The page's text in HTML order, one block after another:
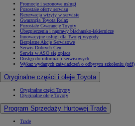
Promocje i sezonowe usługi
Pozostałe oferty serwisu
Rezerwacja wizyty w serwisie
Gwarancja Toyota Relax
Pozostałe Gwarancje Toyoty
Ubezpieczenia i naprawy blacharsko-lakiernicze
Innowacyjne usługi dla Twojej wygody
Bezpłatne Akcje Serwisowe
Serwis Dobrych Cen
Serwis w ASO się opłaca
Dostęp do informacji serwisowych
Wykaz wydanych zaświadczeń o odbytym szkoleniu (pdf)
Oryginalne części i oleje Toyota
Oryginalne części Toyoty
Oryginalne oleje Toyoty
Program Sprzedaży Hurtowej Trade
Trade